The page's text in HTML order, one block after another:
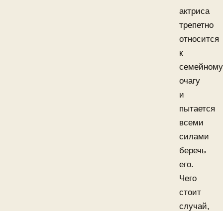
актриса
трепетно
относится
к
семейному
очагу
и
пытается
всеми
силами
беречь
его.
Чего
стоит
случай,